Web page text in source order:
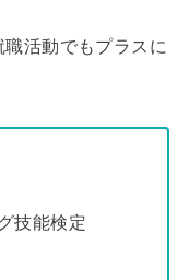
活動でもプラスに
技能検定